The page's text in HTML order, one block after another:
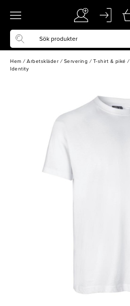
Hem / Arbetskläder / Servering / T-shirt & piké /
Identity